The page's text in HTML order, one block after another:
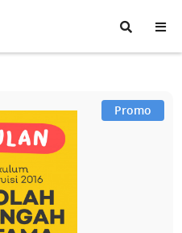
Promo